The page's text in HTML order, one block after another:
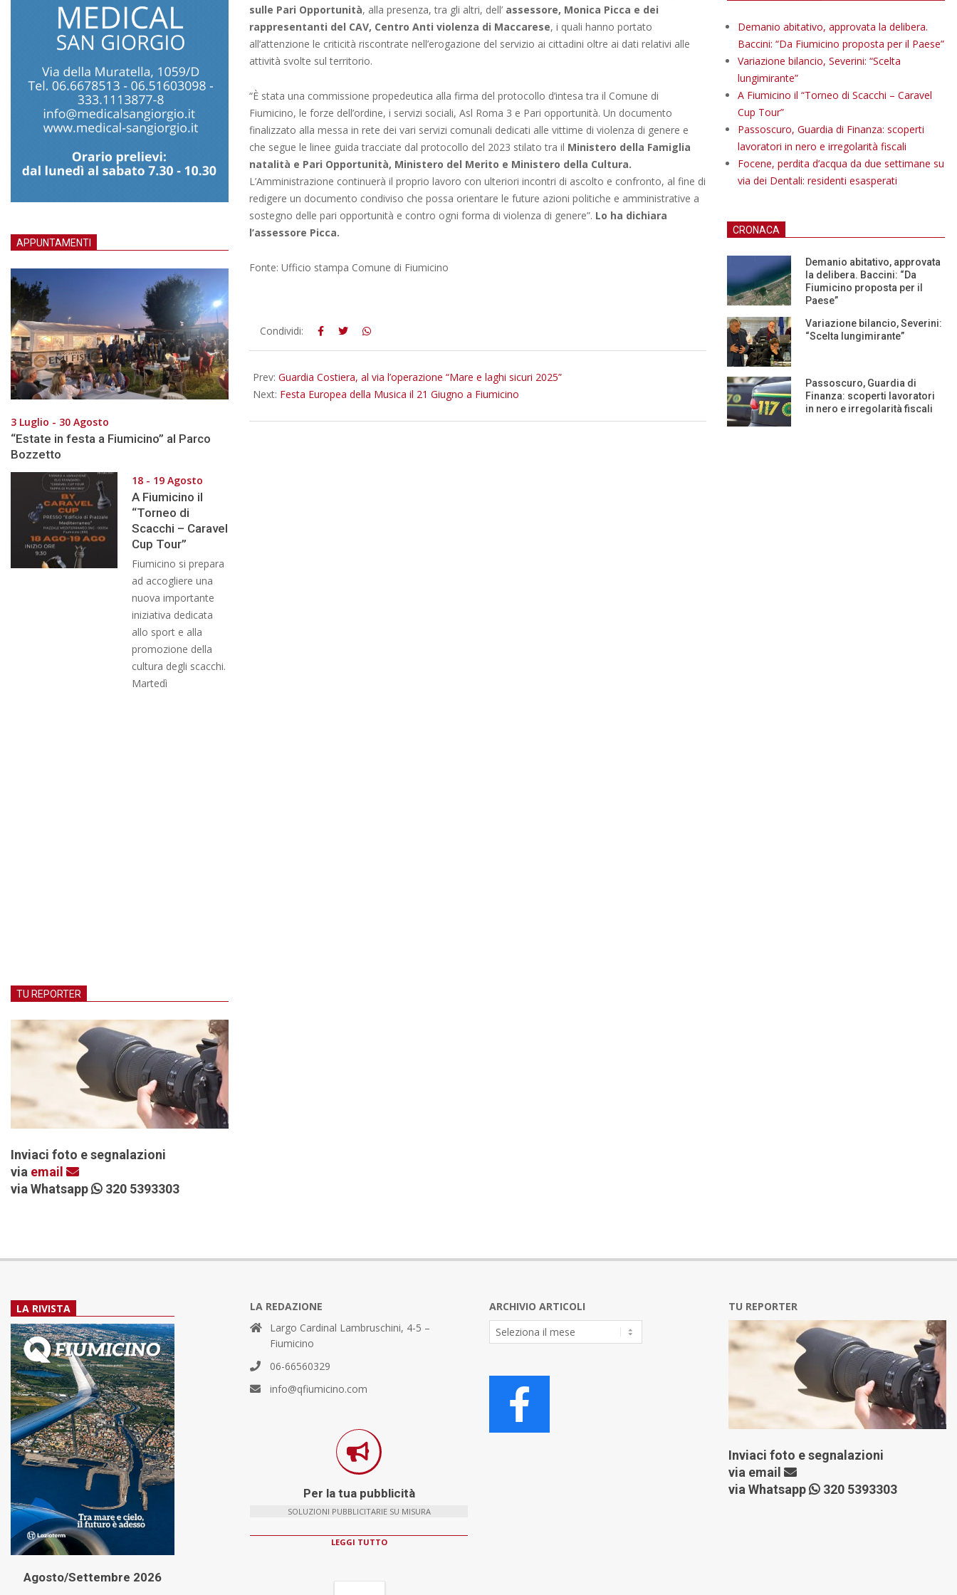
sulle Pari Opportunità, alla presenza, tra gli altri, dell’ assessore, Monica Picca e dei
rappresentanti del CAV, Centro Anti violenza di Maccarese, i quali hanno portato
all’attenzione le criticità riscontrate nell’erogazione del servizio ai cittadini oltre ai dati relativi alle
attività svolte sul territorio.
“È stata una commissione propedeutica alla firma del protocollo d’intesa tra il Comune di
Fiumicino, le forze dell’ordine, i servizi sociali, Asl Roma 3 e Pari opportunità. Un documento
finalizzato alla messa in rete dei vari servizi comunali dedicati alle vittime di violenza di genere e
che segue le linee guida tracciate dal protocollo del 2023 stilato tra il Ministero della Famiglia
natalità e Pari Opportunità, Ministero del Merito e Ministero della Cultura.
L’Amministrazione continuerà il proprio lavoro con ulteriori incontri di ascolto e confronto, al fine di
redigere un documento condiviso che possa orientare le future azioni politiche e amministrative a
sostegno delle pari opportunità e contro ogni forma di violenza di genere”. Lo ha dichiara
l’assessore Picca.
Fonte: Ufficio stampa Comune di Fiumicino
2025-
06-
Condividi:
Prev: Guardia Costiera, al via l’operazione “Mare e laghi sicuri 2025”
Next: Festa Europea della Musica il 21 Giugno a Fiumicino
APPUNTAMENTI
3 Luglio - 30 Agosto
“Estate in festa a Fiumicino” al Parco
Bozzetto
18 - 19 Agosto
A Fiumicino il
“Torneo di
Scacchi – Caravel
Cup Tour”
Fiumicino si prepara
ad accogliere una
nuova importante
iniziativa dedicata
allo sport e alla
promozione della
cultura degli scacchi.
Martedì
TU REPORTER
Inviaci foto e segnalazioni
via email
via Whatsapp
320 5393303
Demanio abitativo, approvata la delibera.
Baccini: “Da Fiumicino proposta per il Paese”
Variazione bilancio, Severini: “Scelta
lungimirante”
A Fiumicino il “Torneo di Scacchi – Caravel
Cup Tour”
Passoscuro, Guardia di Finanza: scoperti
lavoratori in nero e irregolarità fiscali
Focene, perdita d’acqua da due settimane su
via dei Dentali: residenti esasperati
CRONACA
Demanio abitativo, approvata
la delibera. Baccini: “Da
Fiumicino proposta per il
Paese”
Variazione bilancio, Severini:
“Scelta lungimirante”
Passoscuro, Guardia di
Finanza: scoperti lavoratori
in nero e irregolarità fiscali
LA RIVISTA
Agosto/Settembre 2026
LA REDAZIONE
Largo Cardinal Lambruschini, 4-5 –
Fiumicino
06-66560329
info@qfiumicino.com
Per la tua pubblicità
SOLUZIONI PUBBLICITARIE SU MISURA
LEGGI TUTTO
ARCHIVIO ARTICOLI
Archivio
Articoli
TU REPORTER
Inviaci foto e segnalazioni
via email
via Whatsapp
320 5393303